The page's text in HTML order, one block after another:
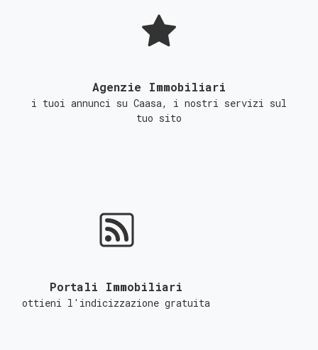
Agenzie Immobiliari
i tuoi annunci su Caasa, i nostri servizi sul
tuo sito
Portali Immobiliari
ottieni l'indicizzazione gratuita